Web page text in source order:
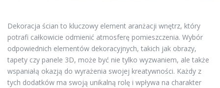
Dekoracja ścian to kluczowy element aranżacji wnętrz, który
potrafi całkowicie odmienić atmosferę pomieszczenia. Wybór
odpowiednich elementów dekoracyjnych, takich jak obrazy,
tapety czy panele 3D, może być nie tylko wyzwaniem, ale także
wspaniałą okazją do wyrażenia swojej kreatywności. Każdy z
tych dodatków ma swoją unikalną rolę i wpływa na charakter